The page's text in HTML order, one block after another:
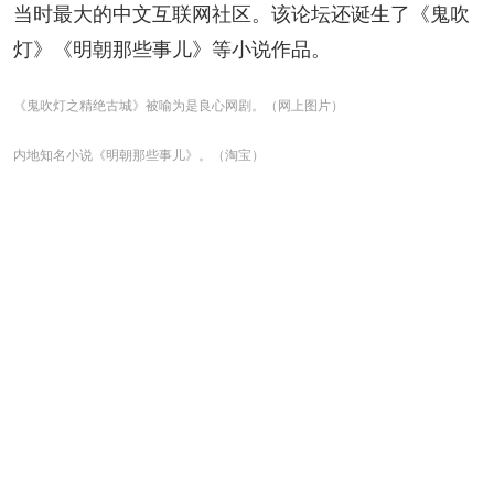
当时最大的中文互联网社区。该论坛还诞生了《鬼吹
灯》《明朝那些事儿》等小说作品。
《鬼吹灯之精绝古城》被喻为是良心网剧。（网上图片）
内地知名小说《明朝那些事儿》。（淘宝）